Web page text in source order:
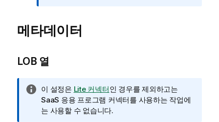
메타데이터
LOB 열
정
보
메
이 설정은 Lite 커넥터인 경우를 제외하고는
SaaS 응용 프로그램 커넥터를 사용하는 작업에
는 사용할 수 없습니다.